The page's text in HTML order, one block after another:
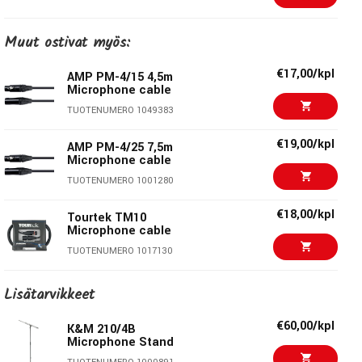
Taajuusvaste:
Suuntakuvio:Kardioidi
Transducer-tyyppi:Dynaaminen
Rakenne:Vankka metallikotelo
Huminaa estävä kela:Vähentää sähkömagneettista
häiriötä
Liitäntä:
3-napainen XLR
Mitata:47 x 151 mm
Paino:355 g
Tekniset tiedot
Transducer-periaate:
Suuntakuvio:Kardioidi
Sennheiser E845
AKG D7 €176,00/kpl
Shure SM58 LCE €115,00/kpl
Sennheiser E835 €85,00/kpl
Kompakt
TUOTENUMERO 1087113
Muut ostivat myös:
AMP PM-4/15 4,5m
Microphone cable
TUOTENUMERO 1049383
€17,00/kpl
AMP PM-4/25 7,5m
Microphone cable
TUOTENUMERO 1001280
€19,00/kpl
Tourtek TM10
Microphone cable
TUOTENUMERO 1017130
€18,00/kpl
Dunlop Flow Standard
1.0mm 6-pack
TUOTENUMERO 1057354
Dunlop Flow Standard €7,60/6kpl
Lisätarvikkeet
K&M 210/4B
Microphone Stand
€60,00/kpl